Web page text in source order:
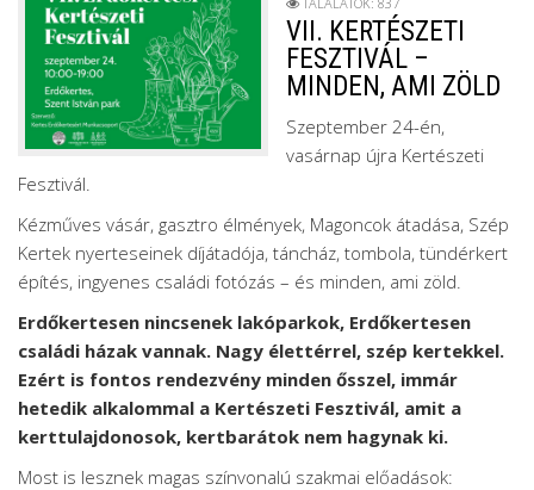
VII. KERTÉSZETI
FESZTIVÁL –
MINDEN, AMI ZÖLD
Szeptember 24-én,
vasárnap újra Kertészeti
Fesztivál.
Kézműves vásár, gasztro élmények, Magoncok átadása, Szép
Kertek nyerteseinek díjátadója, táncház, tombola, tündérkert
építés, ingyenes családi fotózás – és minden, ami zöld.
Erdőkertesen nincsenek lakóparkok, Erdőkertesen
családi házak vannak. Nagy élettérrel, szép kertekkel.
Ezért is fontos rendezvény minden ősszel, immár
hetedik alkalommal a Kertészeti Fesztivál, amit a
kerttulajdonosok, kertbarátok nem hagynak ki.
Most is lesznek magas színvonalú szakmai előadások: